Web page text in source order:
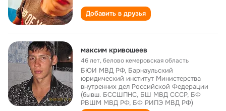
Добавить в друзья
максим кривошеев
46 лет,белово кемеровская область
БЮИ МВД РФ, Барнаульский
юридический институт Министерства
внутренних дел Российской Федерации
(бывш. БССШПНС, БШ МВД СССР, БФ
РВШМ МВД РФ, БФ РИПЭ МВД РФ)